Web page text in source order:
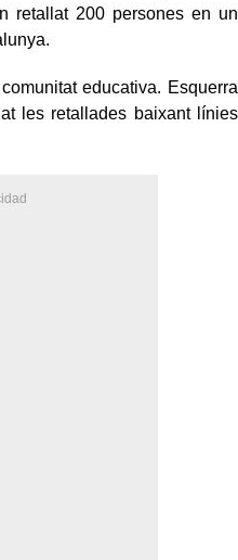
retallat 200 persones en un
educativa. Esquerra
les retallades baixant línies